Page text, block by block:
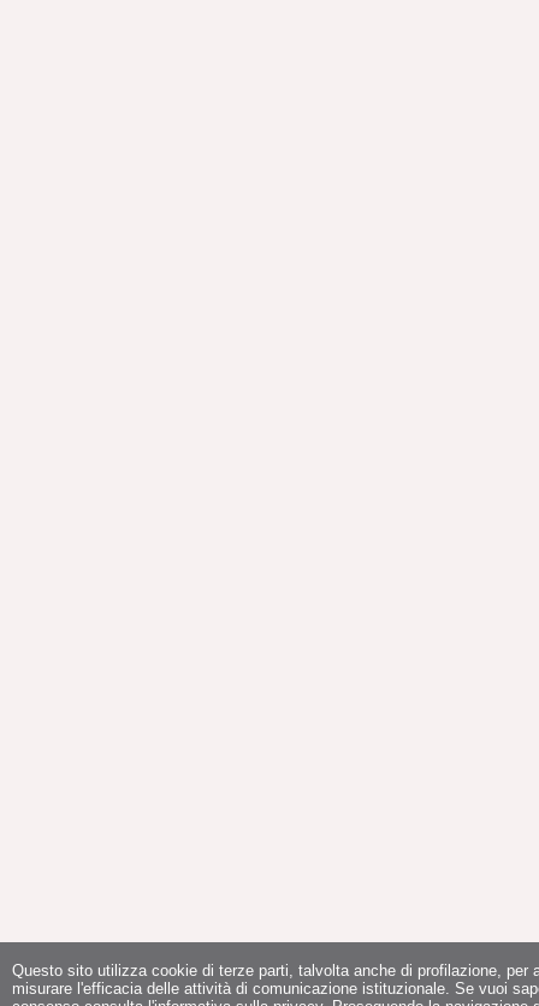
Questo sito utilizza cookie di terze parti, talvolta anche di profilazione, per
misurare l'efficacia delle attività di comunicazione istituzionale. Se vuoi